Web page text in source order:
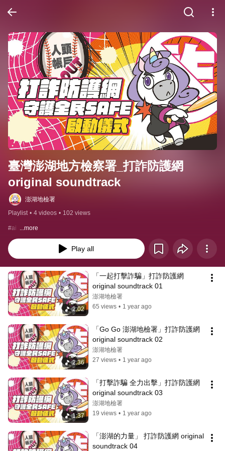
臺灣澎湖地方檢察署_打詐防護網
original soundtrack
澎湖地檢署
Playlist • 4 videos • 102 views
#ai ...more
Play all
2:02
「一起打擊詐騙」打詐防護網
original soundtrack 01
澎湖地檢署
65 views • 1 year ago
2:36
「Go Go 澎湖地檢署」打詐防護網
original soundtrack 02
澎湖地檢署
27 views • 1 year ago
1:37
「打擊詐騙 全力出擊」打詐防護網
original soundtrack 03
澎湖地檢署
19 views • 1 year ago
「澎湖的力量」 打詐防護網 original
soundtrack 04